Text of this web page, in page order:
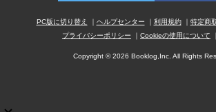
PC版に切り替え ヘルプセンター 利用規約
特定商
プライバシーポリシー
Cookieの使用について
Copyright © 2026 Booklog,Inc. All Rights